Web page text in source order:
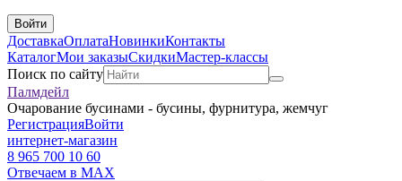
Войти
ДоставкаОплатаНовинкиКонтакты
КаталогМои заказыСкидкиМастер-классы
Поиск по сайту
Палмдейл
Очарование бусинами - бусины, фурнитура, жемчуг
РегистрацияВойти
интернет-магазин
8 965 700 10 60
Отвечаем в MAX